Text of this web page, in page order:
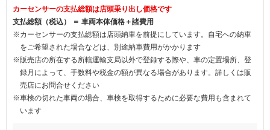
カーセンサーの支払総額は店頭乗り出し価格です
支払総額（税込） ＝ 車両本体価格＋諸費用
※カーセンサーの支払総額は店頭納車を前提にしています。自宅への納車
をご希望された場合などは、別途納車費用がかかります
※販売店の所在する所轄運輸支局以外で登録する際や、車の定置場所、登
録月によって、手数料や税金の額が異なる場合があります。詳しくは販
売店にお問合せください
※車検の切れた車両の場合、車検を取得するために必要な費用も含まれて
います